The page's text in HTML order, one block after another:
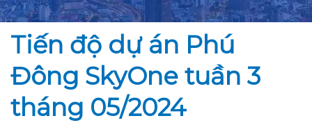
Tiến độ dự án Phú
Đông SkyOne tuần 3
tháng 05/2024